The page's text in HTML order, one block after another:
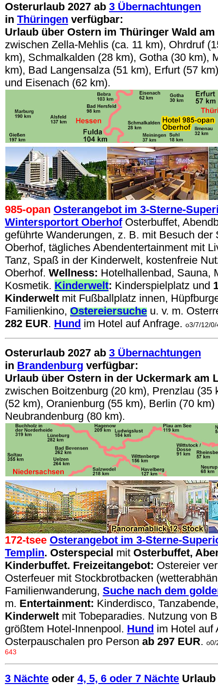
Osterurlaub 2027 ab 3 Übernachtungen
in Thüringen verfügbar:
Urlaub über Ostern im Thüringer Wald
zwischen Zella-Mehlis (ca. 11 km), Ohrdruf
km), Schmalkalden (28 km), Gotha (30 km),
km), Bad Langensalza (51 km), Erfurt (57
und Eisenach (62 km).
985-opan Osterangebot im 3-Sterne-
Wintersportort OberhofOsterbuffet,
geführte Wanderungen, z. B. mit Besuch der
Oberhof, tägliches Abendentertainment mit
Tanz, Spaß in der Kinderwelt, kostenfreie
Oberhof. Wellness: Hotelhallenbad, Sauna,
Kosmetik. Kinderwelt: Kinderspielplatz und
Kinderwelt mit Fußballplatz innen,
Familienkino, Ostereiersuche u. v. m.
282 EUR. Hund im Hotel auf Anfrage. o3/7/12/0/
Osterurlaub 2027 ab 3 Übernachtungen
in Brandenburg verfügbar:
Urlaub über Ostern in der Uckermark am
zwischen Boitzenburg (20 km), Prenzlau (35
(52 km), Oranienburg (55 km), Berlin (70 km)
Neubrandenburg (80 km).
172-tsee Osterangebot im 3-Sterne-
Templin. Osterspecial mit Osterbuffet,
Kinderbuffet. Freizeitangebot: Ostereier
Osterfeuer mit Stockbrotbacken
Familienwanderung, Suche nach dem
m. Entertainment: Kinderdisco,
Kinderwelt mit Tobeparadies. Nutzung von
größtem Hotel-Innenpool. Hund im Hotel auf
Osterpauschalen pro Person ab 297 EUR. o0/
643
3 Nächte oder 4, 5, 6 oder 7 Nächte Urlaub